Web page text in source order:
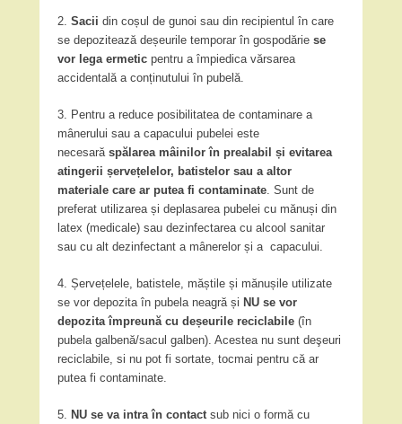
2. Sacii din coșul de gunoi sau din recipientul în care
se depozitează deșeurile temporar în gospodărie se
vor lega ermetic pentru a împiedica vărsarea
accidentală a conținutului în pubelă.
3. Pentru a reduce posibilitatea de contaminare a
mânerului sau a capacului pubelei este
necesarăspălarea mâinilor în prealabil și evitarea
atingerii șervețelelor, batistelor sau a altor
materiale care ar putea fi contaminate. Sunt de
preferat utilizarea și deplasarea pubelei cu mănuși din
latex (medicale) sau dezinfectarea cu alcool sanitar
sau cu alt dezinfectant a mânerelor și a capacului.
4. Șervețelele, batistele, măștile și mănușile utilizate
se vor depozita în pubela neagră și NU se vor
depozita împreună cu deșeurile reciclabile (în
pubela galbenă/sacul galben). Acestea nu sunt deşeuri
reciclabile, si nu pot fi sortate, tocmai pentru că ar
putea fi contaminate.
5. NU se va intra în contact sub nici o formă cu